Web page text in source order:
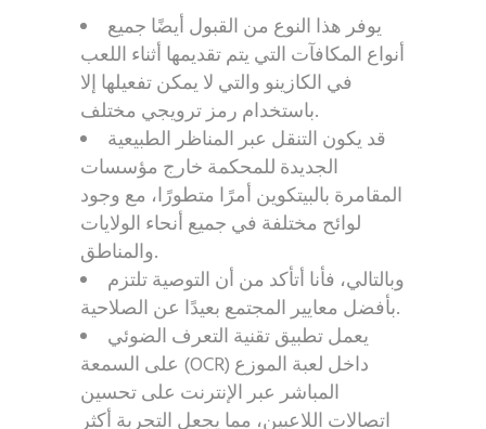
يوفر هذا النوع من القبول أيضًا جميع
أنواع المكافآت التي يتم تقديمها أثناء اللعب
في الكازينو والتي لا يمكن تفعيلها إلا
باستخدام رمز ترويجي مختلف.
قد يكون التنقل عبر المناظر الطبيعية
الجديدة للمحكمة خارج مؤسسات
المقامرة بالبيتكوين أمرًا متطورًا، مع وجود
لوائح مختلفة في جميع أنحاء الولايات
والمناطق.
وبالتالي، فأنا أتأكد من أن التوصية تلتزم
بأفضل معايير المجتمع بعيدًا عن الصلاحية.
يعمل تطبيق تقنية التعرف الضوئي
على السمعة (OCR) داخل لعبة الموزع
المباشر عبر الإنترنت على تحسين
اتصالات اللاعبين، مما يجعل التجربة أكثر